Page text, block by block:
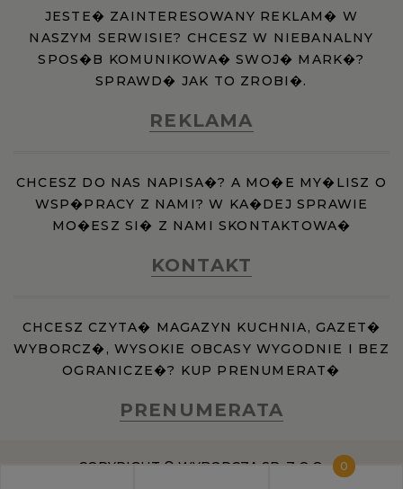
0
JESTE� ZAINTERESOWANY REKLAM� W
NASZYM SERWISIE? CHCESZ W NIEBANALNY
SPOS�B KOMUNIKOWA� SWOJ� MARK�?
SPRAWD� JAK TO ZROBI�.
REKLAMA
CHCESZ DO NAS NAPISA�? A MO�E MY�LISZ O
WSP�PRACY Z NAMI? W KA�DEJ SPRAWIE
MO�ESZ SI� Z NAMI SKONTAKTOWA�
KONTAKT
CHCESZ CZYTA� MAGAZYN KUCHNIA, GAZET�
WYBORCZ�, WYSOKIE OBCASY WYGODNIE I BEZ
OGRANICZE�? KUP PRENUMERAT�
PRENUMERATA
COPYRIGHT © WYBORCZA SP. Z O.O.